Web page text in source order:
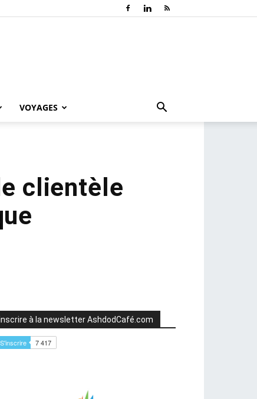
VOYAGES
clientèle
à la newsletter AshdodCafé.com